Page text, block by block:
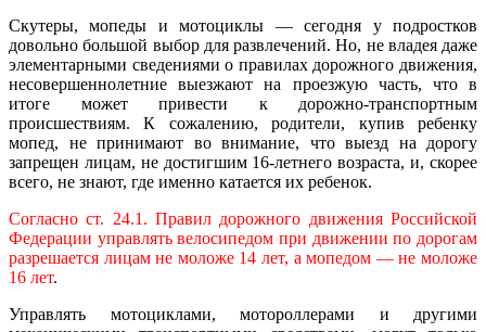
Скутеры, мопеды и мотоциклы — сегодня у подростков
довольно большой выбор для развлечений. Но, не владея даже
элементарными сведениями о правилах дорожного движения,
несовершеннолетние выезжают на проезжую часть, что в
итоге может привести к дорожно-транспортным
происшествиям. К сожалению, родители, купив ребенку
мопед, не принимают во внимание, что выезд на дорогу
запрещен лицам, не достигшим 16-летнего возраста, и, скорее
всего, не знают, где именно катается их ребенок.
Согласно ст. 24.1. Правил дорожного движения Российской
Федерации управлять велосипедом при движении по дорогам
разрешается лицам не моложе 14 лет, а мопедом — не моложе
16 лет.
Управлять мотоциклами, мотороллерами и другими